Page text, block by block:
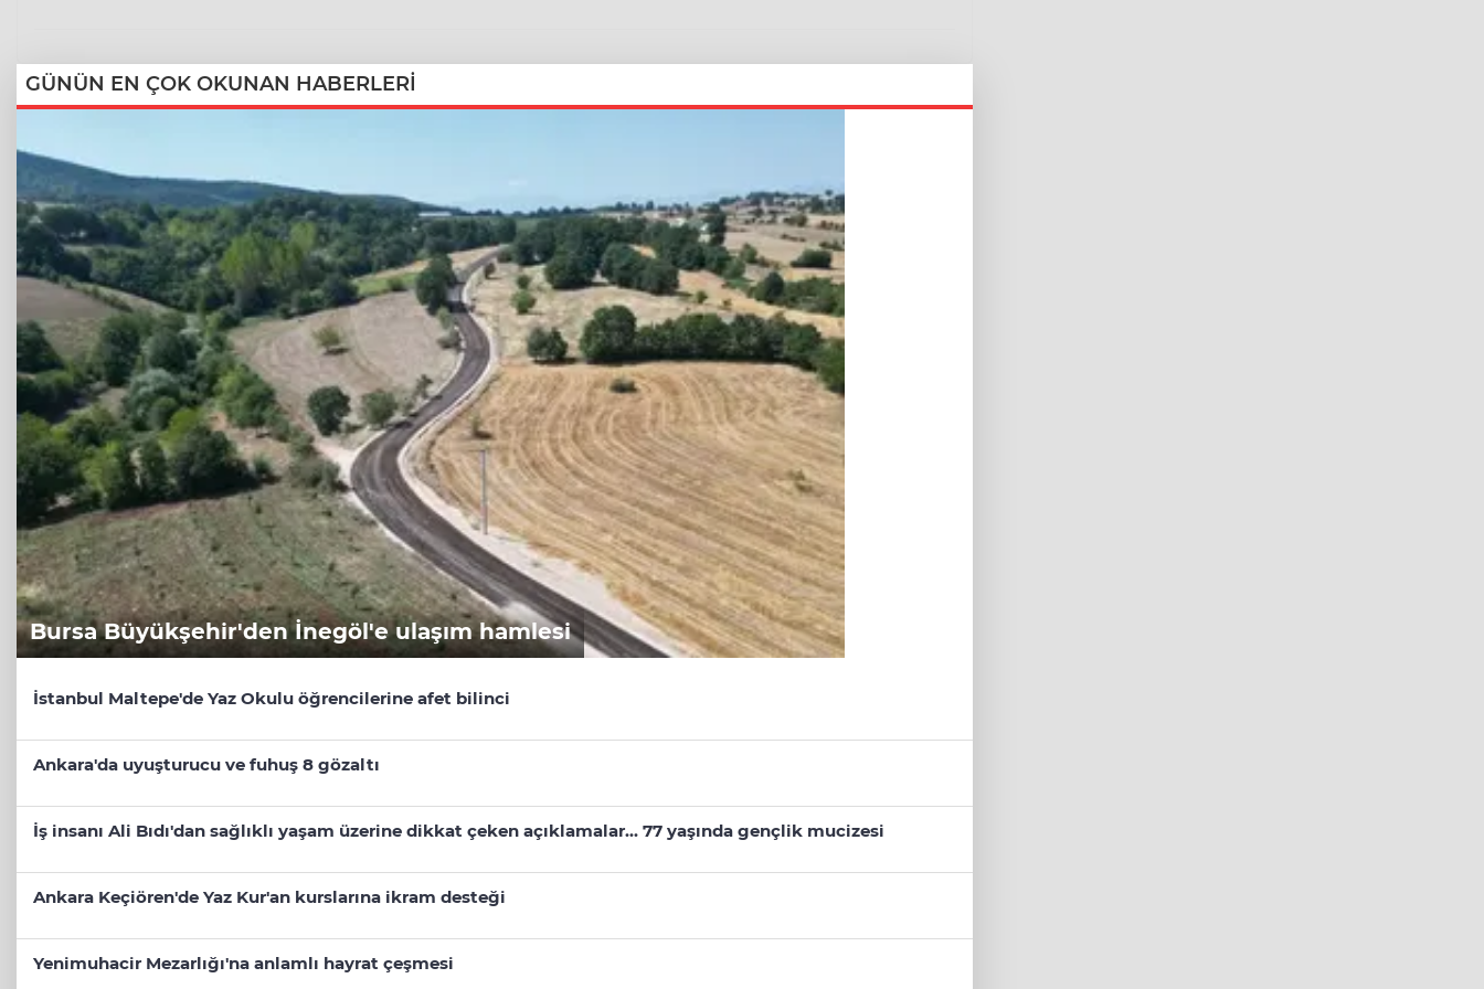
GÜNÜN EN ÇOK OKUNAN HABERLERİ
Bursa Büyükşehir'den İnegöl'e ulaşım hamlesi
İstanbul Maltepe'de Yaz Okulu öğrencilerine afet bilinci
Ankara'da uyuşturucu ve fuhuş 8 gözaltı
İş insanı Ali Bıdı'dan sağlıklı yaşam üzerine dikkat çeken açıklamalar... 77 yaşında gençlik mucizesi
Ankara Keçiören'de Yaz Kur'an kurslarına ikram desteği
Yenimuhacir Mezarlığı'na anlamlı hayrat çeşmesi